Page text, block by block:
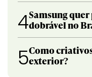
4Samsung
dobrável no
5Como
exterior?